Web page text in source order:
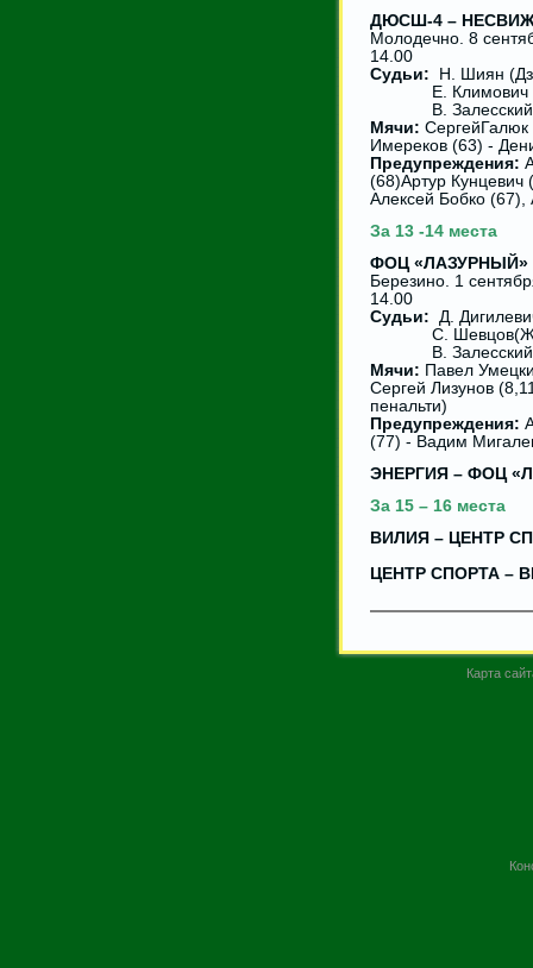
ДЮСШ-4 – НЕСВИЖ
Молодечно. 8
14.00
Судьи: Н. Шиян
Е. Климович
В. Залесский
Мячи: СергейГалюк
Имереков (63) -
Предупреждения:
(68)Артур Кунцевич
Алексей Бобко
За 13 -14 места
ФОЦ «ЛАЗУРНЫЙ»
Березино. 1
14.00
Судьи: Д.
С.
В. Залесский
Мячи: Павел
Сергей Лизунов
пенальти)
Предупреждения:
(77) - Вадим
ЭНЕРГИЯ – ФОЦ
За 15 – 16 места
ВИЛИЯ – ЦЕНТР
ЦЕНТР СПОРТА –
Карта